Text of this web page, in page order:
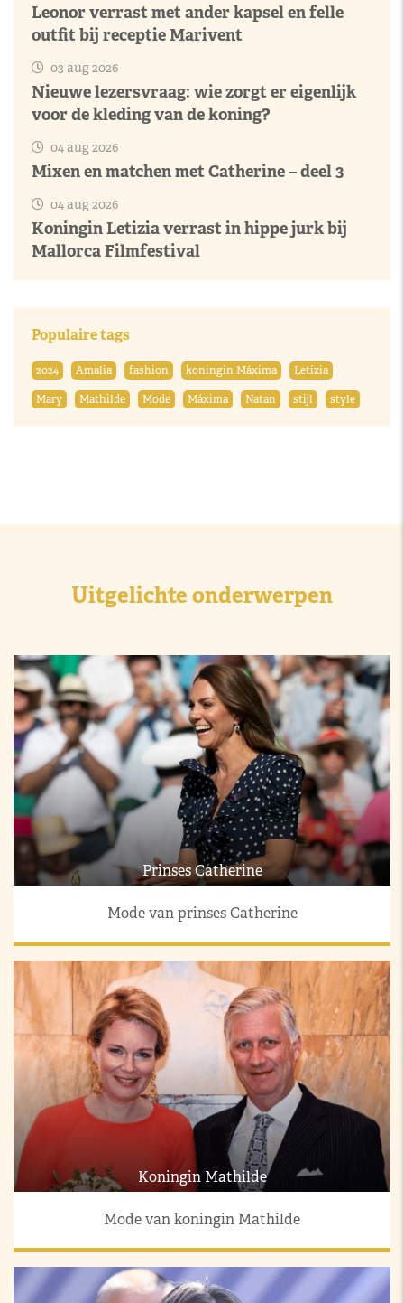
Leonor verrast met ander kapsel en felle
outfit bij receptie Marivent
03 aug 2026
Nieuwe lezersvraag: wie zorgt er eigenlijk
voor de kleding van de koning?
04 aug 2026
Mixen en matchen met Catherine – deel 3
04 aug 2026
Koningin Letizia verrast in hippe jurk bij
Mallorca Filmfestival
Populaire tags
2024 Amalia fashion koningin Máxima
Letizia
Mary
Mathilde Mode Máxima Natan stijl style
Uitgelichte onderwerpen
Prinses Catherine
Mode van prinses Catherine
Koningin Mathilde
Mode van koningin Mathilde